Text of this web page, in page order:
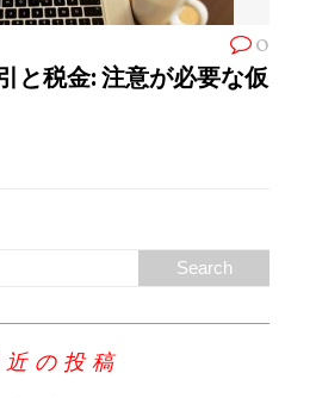
0
と税金: 注意が必要な仮
近の投稿